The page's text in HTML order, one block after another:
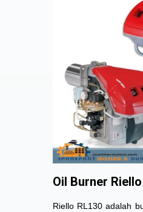
Oil Burner
Riello RL130 adalah